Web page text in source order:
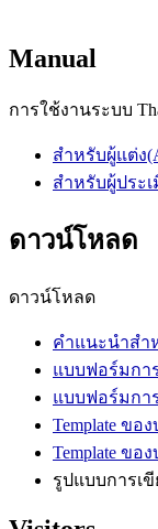
Manual
การใช้งานระบบ
สำหรับผู้แต่ง
สำหรับผู้ประ
ดาวน์โหลด
ดาวน์โหลด
คำแนะนำสำ
แบบฟอร์มกา
แบบฟอร์มกา
Template ขอ
Template ขอ
รูปแบบการเ